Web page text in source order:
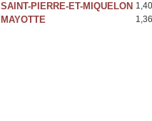
SAINT-PIERRE-ET-MIQUELON
MAYOTTE